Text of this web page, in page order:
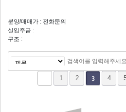
분양/매매가 : 전화문의
실입주금 :
구조 :
1 2 3 4